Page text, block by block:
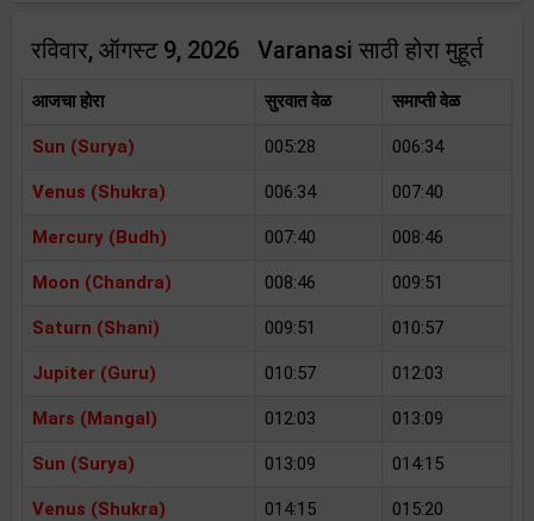
रविवार, ऑगस्ट 9, 2026 Varanasi साठी होरा मुहूर्त
आजचा होरा सुरवात वेळ समाप्ती वेळ
Sun (Surya) 005:28 006:34
Venus (Shukra) 006:34 007:40
Mercury (Budh) 007:40 008:46
Moon (Chandra) 008:46 009:51
Saturn (Shani) 009:51 010:57
Jupiter (Guru) 010:57 012:03
Mars (Mangal) 012:03 013:09
Sun (Surya) 013:09 014:15
Venus (Shukra) 014:15 015:20